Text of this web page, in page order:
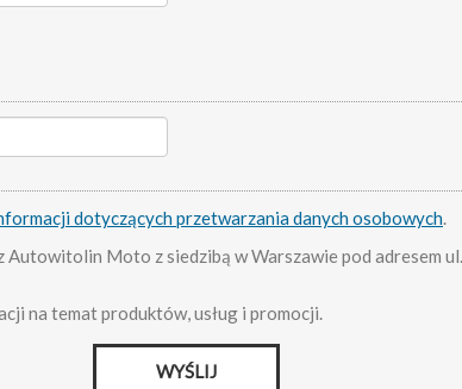
dotyczących przetwarzania danych osobowych.
Moto z siedzibą w Warszawie pod adresem
na temat produktów, usług i promocji.
WYŚLIJ